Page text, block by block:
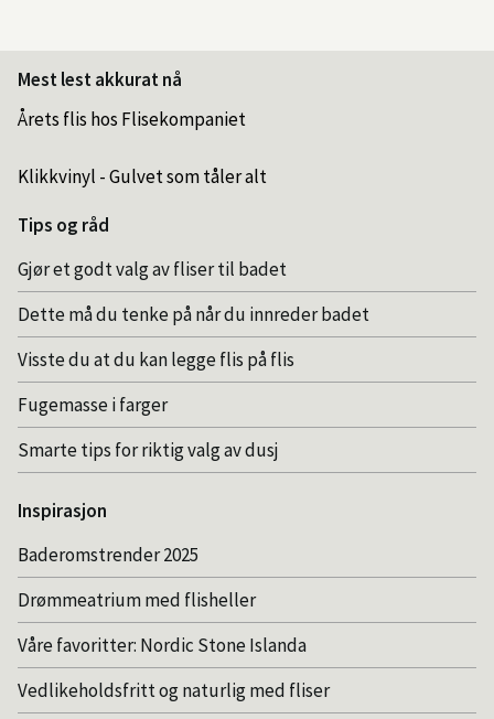
Mest lest akkurat nå
Årets flis hos Flisekompaniet
Klikkvinyl - Gulvet som tåler alt
Tips og råd
Gjør et godt valg av fliser til badet
Dette må du tenke på når du innreder badet
Visste du at du kan legge flis på flis
Fugemasse i farger
Smarte tips for riktig valg av dusj
Inspirasjon
Baderomstrender 2025
Drømmeatrium med flisheller
Våre favoritter: Nordic Stone Islanda
Vedlikeholdsfritt og naturlig med fliser